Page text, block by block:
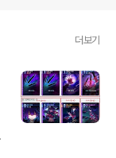
더보기